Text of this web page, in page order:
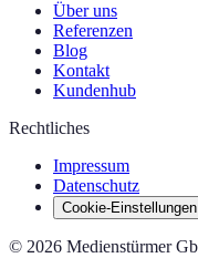
Über uns
Referenzen
Blog
Kontakt
Kundenhub
Rechtliches
Impressum
Datenschutz
Cookie-Einstellungen
© 2026 Medienstürmer